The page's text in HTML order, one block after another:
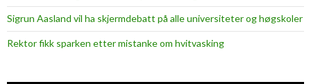
Sigrun Aasland vil ha skjerm­debatt på alle universiteter og høgskoler
Rektor fikk sparken etter mistanke om hvitvasking